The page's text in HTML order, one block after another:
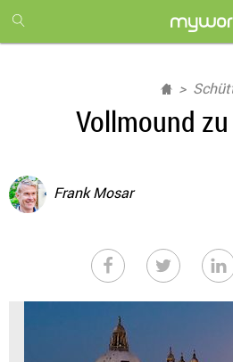
month
free
Vollmound
Frank Mosar